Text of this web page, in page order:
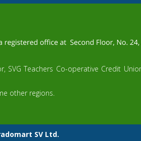
SVG Teachers Co-operative Credit
other regions.
SV Ltd.